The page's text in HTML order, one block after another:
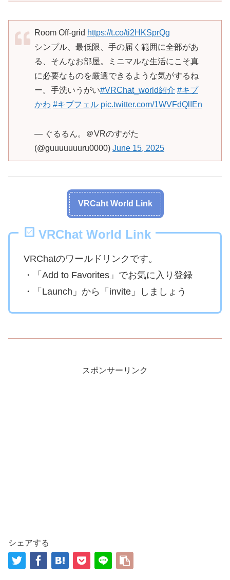
Room Off-grid https://t.co/ti2HKSprQg
シンプル、最低限、手の届く範囲に全部があ
る、そんなお部屋。ミニマルな生活にこそ真
に必要なものを厳選できるような気がするね
ー。手洗いうがい#VRChat_world紹介 #キプ
かわ #キプフェル pic.twitter.com/1WVFdQlIEn
— ぐるるん。＠VRのすがた
(@guuuuuuuru0000) June 15, 2025
VRCaht World Link
VRChat World Link
VRChatのワールドリンクです。
・「Add to Favorites」でお気に入り登録
・「Launch」から「invite」しましょう
スポンサーリンク
シェアする